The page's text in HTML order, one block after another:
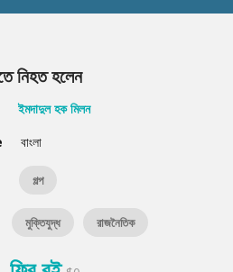
Hot & New
নিহত হলেন
ইমদাদুল হক মিলন
বাংলা
গল্প
মুক্তিযুদ্ধ রাজনৈতিক